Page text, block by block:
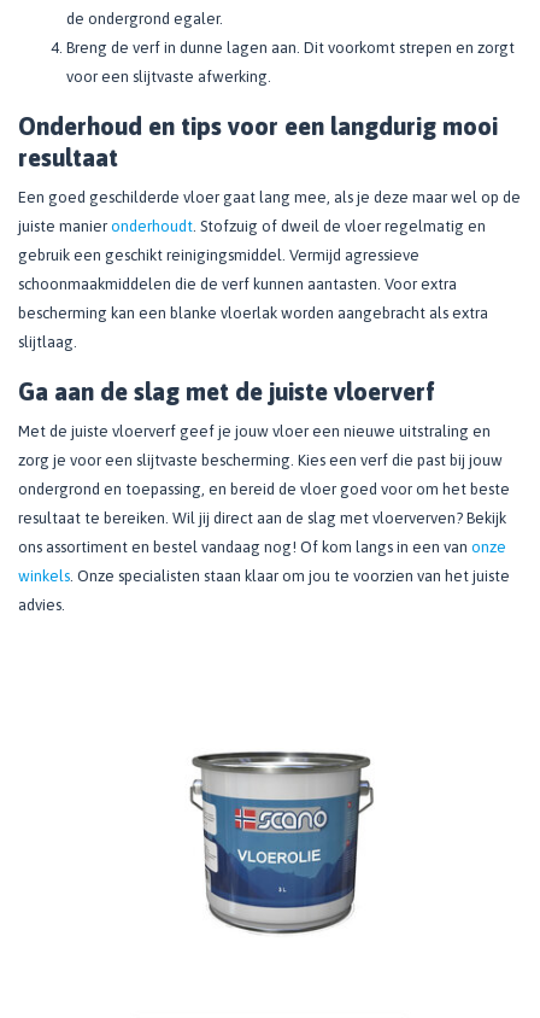
de ondergrond egaler.
Breng de verf in dunne lagen aan. Dit voorkomt strepen en zorgt
voor een slijtvaste afwerking.
Onderhoud en tips voor een langdurig mooi
resultaat
Een goed geschilderde vloer gaat lang mee, als je deze maar wel op de
juiste manier onderhoudt. Stofzuig of dweil de vloer regelmatig en
gebruik een geschikt reinigingsmiddel. Vermijd agressieve
schoonmaakmiddelen die de verf kunnen aantasten. Voor extra
bescherming kan een blanke vloerlak worden aangebracht als extra
slijtlaag.
Ga aan de slag met de juiste vloerverf
Met de juiste vloerverf geef je jouw vloer een nieuwe uitstraling en
zorg je voor een slijtvaste bescherming. Kies een verf die past bij jouw
ondergrond en toepassing, en bereid de vloer goed voor om het beste
resultaat te bereiken. Wil jij direct aan de slag met vloerverven? Bekijk
ons assortiment en bestel vandaag nog! Of kom langs in een van onze
winkels. Onze specialisten staan klaar om jou te voorzien van het juiste
advies.